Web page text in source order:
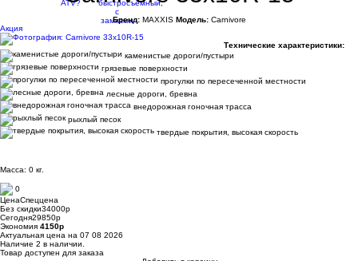
Бренд:MAXXIS Модель:Carnivore
Акция
Технические характеристики:
каменистые дороги/пустыри
грязевые поверхности
прогулки по пересеченной местности
лесные дороги, бревна
внедорожная гоночная трасса
рыхлый песок
твердые покрытия, высокая скорость
Масса: 0 кг.
0
ЦенаСпеццена
Без скидки34000p
Сегодня29850p
Экономия 4150p
Актуальная цена на 07 08 2026
Наличие 2 в наличии.
Товар доступен для заказа